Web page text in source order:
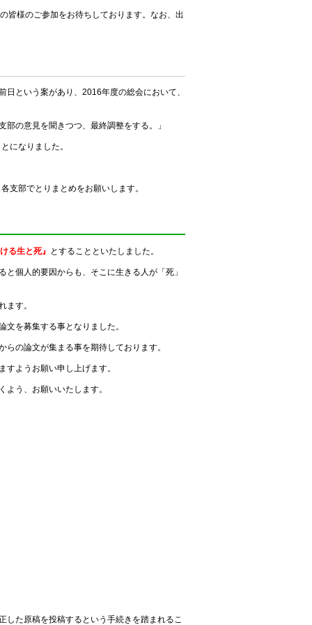
皆様のご参加をお待ちしております。なお、出
という案があり、2016年度の総会において、
部の意見を聞きつつ、最終調整をする。」
になりました。
支部でとりまとめをお願いします。
る生と死』 とすることといたしました。
個人的要因からも、そこに生きる人が「死」
ます。
を募集する事となりました。
の論文が集まる事を期待しております。
ようお願い申し上げます。
う、お願いいたします。
した原稿を投稿するという手続きを踏まれるこ